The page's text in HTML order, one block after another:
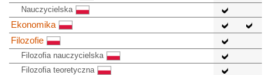
Nauczycielska
Ekonomika
Filozofie
Filozofia nauczycielska
Filozofia teoretyczna